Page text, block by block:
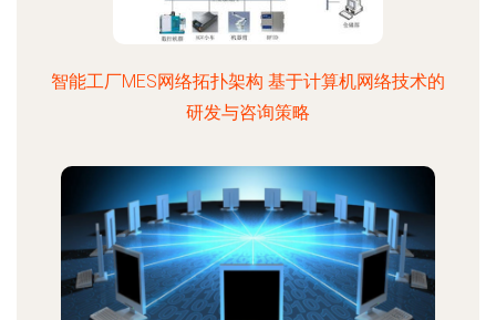
智能工厂MES网络拓扑架构 基于计算机网络技术的
研发与咨询策略